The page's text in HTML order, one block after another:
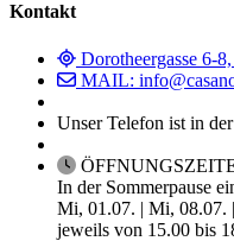
Kontakt
Dorotheergasse 6-
MAIL:
Unser Telefon ist in
In der Sommerpause
Mi, 01.07. | Mi, 08.07.
jeweils von 15.00 bis